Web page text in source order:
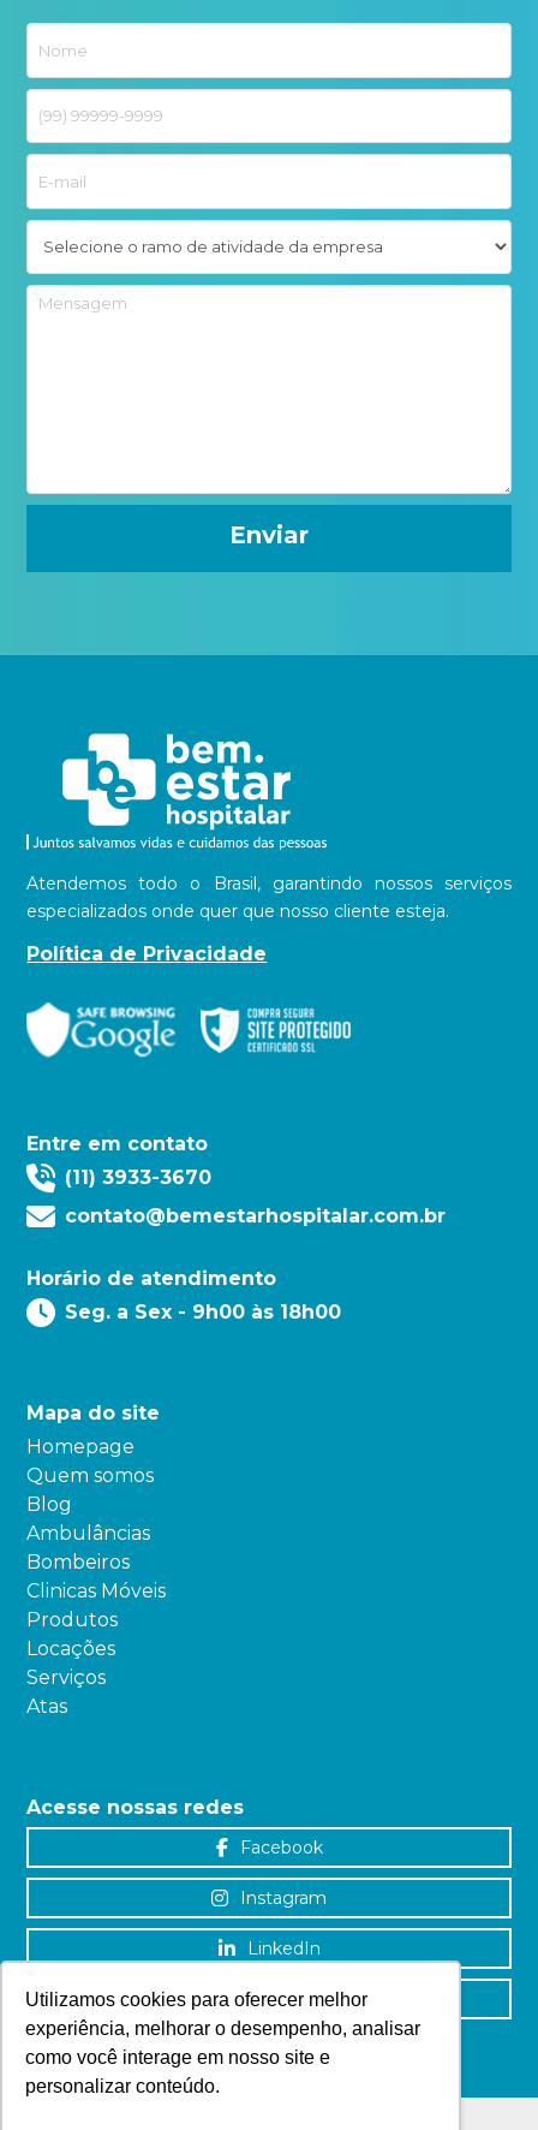
Utilizamos cookies para oferecer melhor
experiência, melhorar o desempenho, analisar
como você interage em nosso site e
personalizar conteúdo.
Atendemos todo o Brasil, garantindo nossos serviços
especializados onde quer que nosso cliente esteja.
Política de Privacidade
Entre em contato
(11) 3933-3670
contato@bemestarhospitalar.com.br
Horário de atendimento
Seg. a Sex - 9h00 às 18h00
Mapa do site
Homepage
Quem somos
Blog
Ambulâncias
Bombeiros
Clinicas Móveis
Produtos
Locações
Serviços
Atas
Acesse nossas redes
Facebook
Instagram
LinkedIn
YouTube